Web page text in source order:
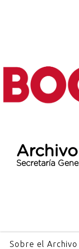
Secretaría
Sobre el Archivo